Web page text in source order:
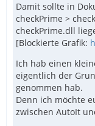
Damit sollte in
checkPrime >
checkPrime.dll
[Blockierte Grafik:
Ich hab einen
eigentlich der
genommen hab.
Denn ich möchte
zwischen AutoIt